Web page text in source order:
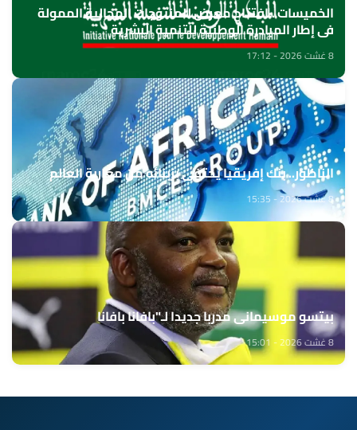
الخميسات ..افتتاح معرض للمنتوجات المجالية الممولة
في إطار المبادرة الوطنية للتنمية البشرية
8 غشت 2026 - 17:12
الناظور.. بنك إفريقيا يحتفي بزبنائه من مغاربة العالم
8 غشت 2026 - 15:35
بيتسو موسيماني مدربا جديدا لـ"بافانا بافانا
8 غشت 2026 - 15:01